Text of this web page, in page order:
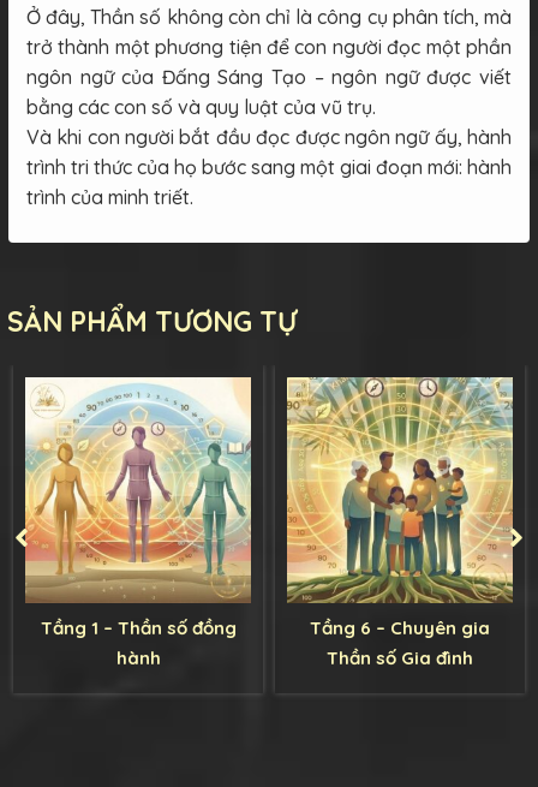
Ở đây, Thần số không còn chỉ là công cụ phân tích, mà
trở thành một phương tiện để con người đọc một phần
ngôn ngữ của Đấng Sáng Tạo – ngôn ngữ được viết
bằng các con số và quy luật của vũ trụ.
Và khi con người bắt đầu đọc được ngôn ngữ ấy, hành
trình tri thức của họ bước sang một giai đoạn mới: hành
trình của minh triết.
SẢN PHẨM TƯƠNG TỰ
Tầng 1 – Thần số đồng
hành
Tầng 6 – Chuyên gia
Thần số Gia đình